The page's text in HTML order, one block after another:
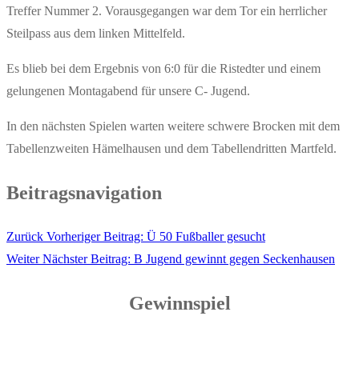
Treffer Nummer 2. Vorausgegangen war dem Tor ein herrlicher
Steilpass aus dem linken Mittelfeld.
Es blieb bei dem Ergebnis von 6:0 für die Ristedter und einem
gelungenen Montagabend für unsere C- Jugend.
In den nächsten Spielen warten weitere schwere Brocken mit dem
Tabellenzweiten Hämelhausen und dem Tabellendritten Martfeld.
Beitragsnavigation
Zurück Vorheriger Beitrag: Ü 50 Fußballer gesucht
Weiter Nächster Beitrag: B Jugend gewinnt gegen Seckenhausen
Gewinnspiel